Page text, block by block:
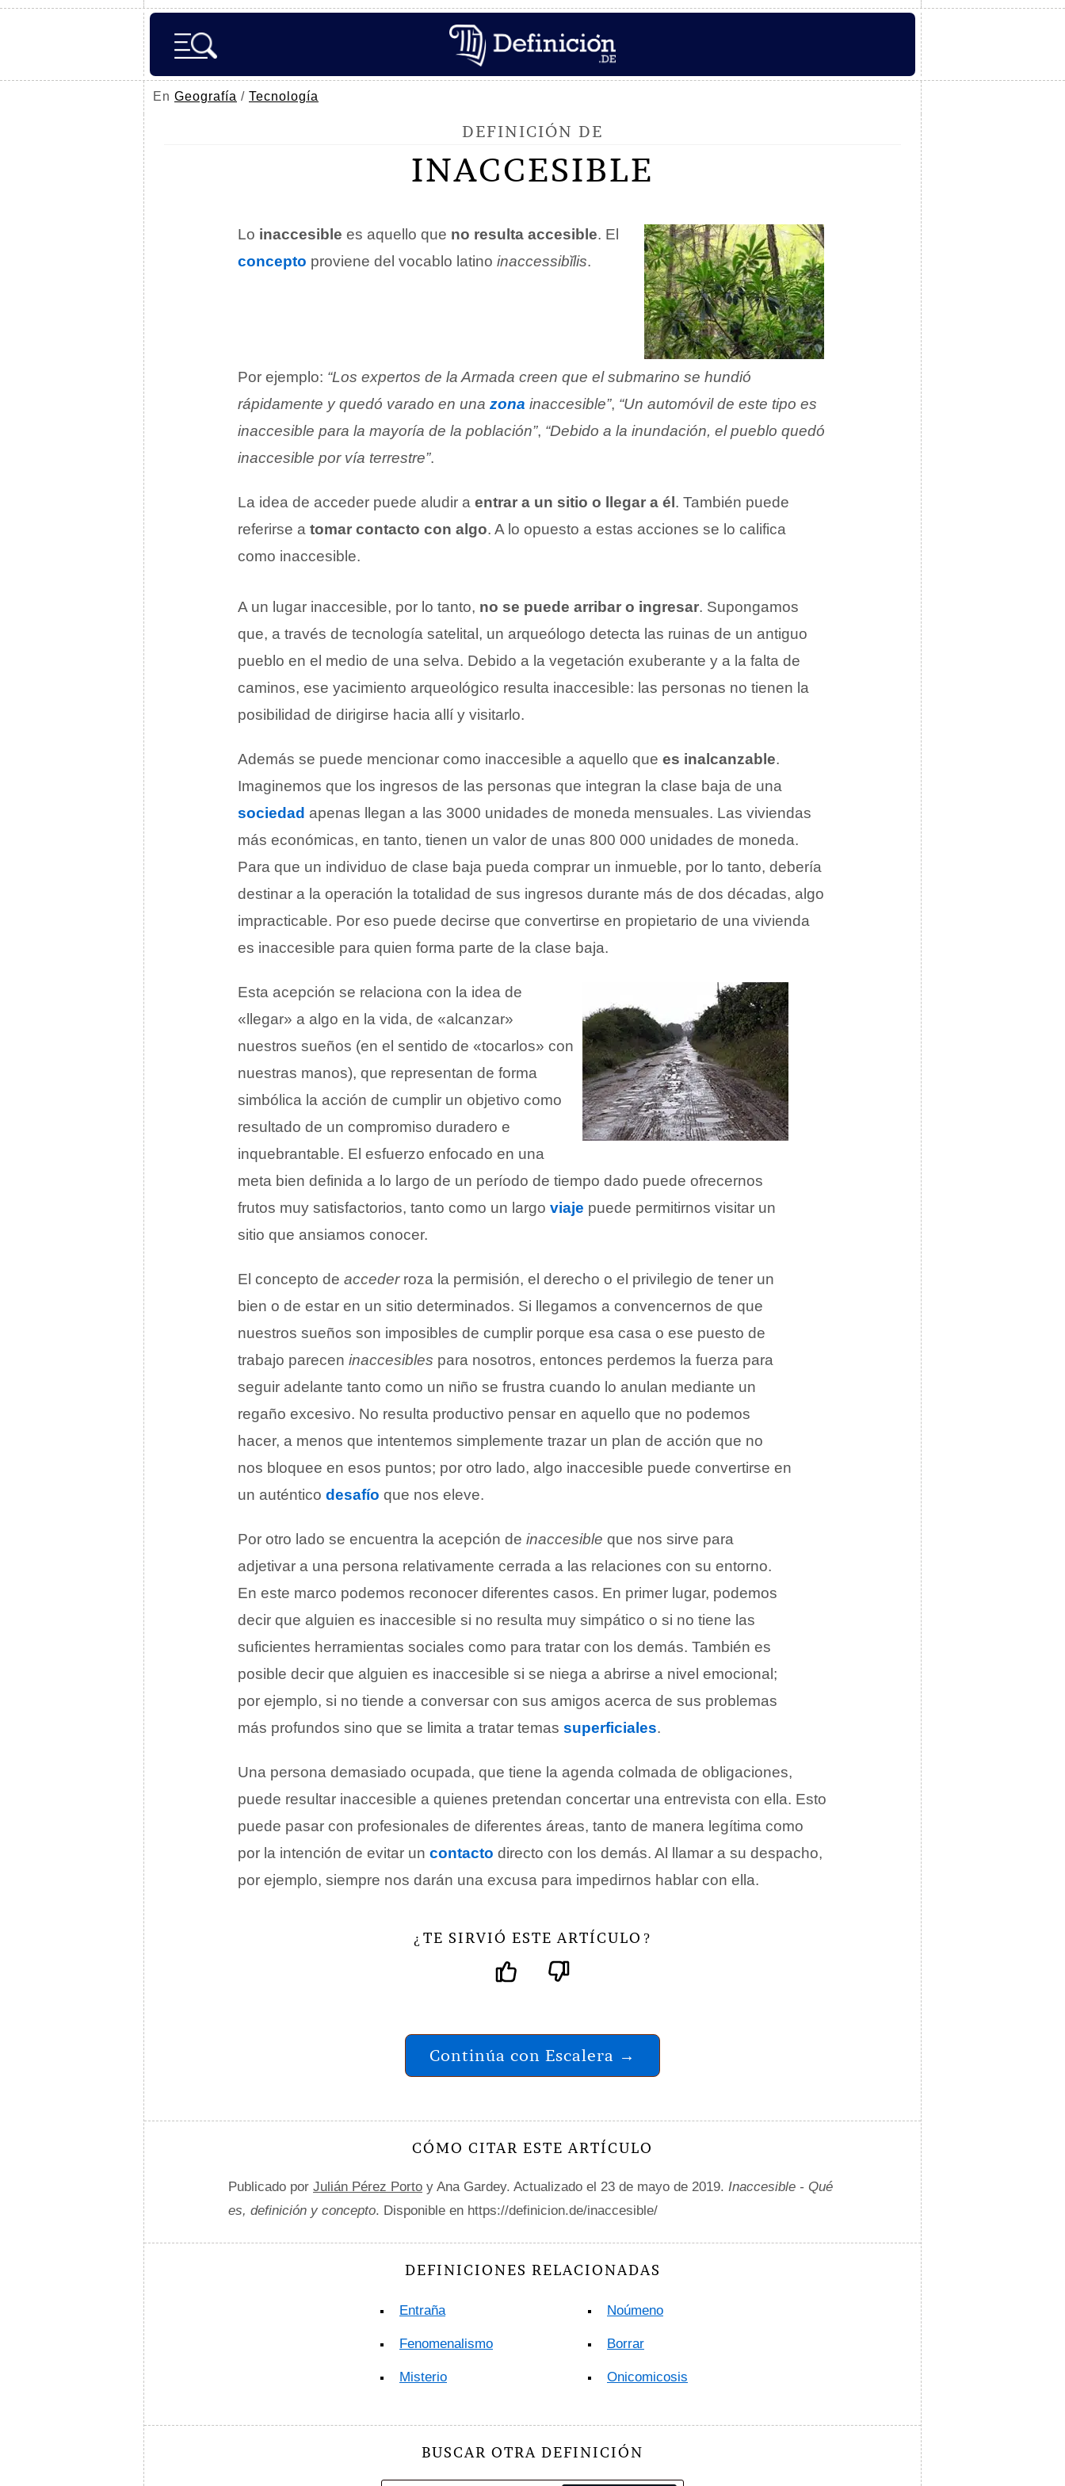
En Geografía / Tecnología
DEFINICIÓN DE
INACCESIBLE
Lo inaccesible es aquello que no resulta accesible. El
concepto proviene del vocablo latino inaccessibĭlis.
Por ejemplo: “Los expertos de la Armada creen que el submarino se hundió
rápidamente y quedó varado en una zona inaccesible”, “Un automóvil de este tipo es
inaccesible para la mayoría de la población”, “Debido a la inundación, el pueblo quedó
inaccesible por vía terrestre”.
La idea de acceder puede aludir a entrar a un sitio o llegar a él . También puede
referirse a tomar contacto con algo. A lo opuesto a estas acciones se lo califica
como inaccesible.
A un lugar inaccesible, por lo tanto, no se puede arribar o ingresar. Supongamos
que, a través de tecnología satelital, un arqueólogo detecta las ruinas de un antiguo
pueblo en el medio de una selva. Debido a la vegetación exuberante y a la falta de
caminos, ese yacimiento arqueológico resulta inaccesible: las personas no tienen la
posibilidad de dirigirse hacia allí y visitarlo.
Además se puede mencionar como inaccesible a aquello que es inalcanzable.
Imaginemos que los ingresos de las personas que integran la clase baja de una
sociedad apenas llegan a las 3000 unidades de moneda mensuales. Las viviendas
más económicas, en tanto, tienen un valor de unas 800 000 unidades de moneda.
Para que un individuo de clase baja pueda comprar un inmueble, por lo tanto, debería
destinar a la operación la totalidad de sus ingresos durante más de dos décadas, algo
impracticable. Por eso puede decirse que convertirse en propietario de una vivienda
es inaccesible para quien forma parte de la clase baja.
Esta acepción se relaciona con la idea de
«llegar» a algo en la vida, de «alcanzar»
nuestros sueños (en el sentido de «tocarlos» con
nuestras manos), que representan de forma
simbólica la acción de cumplir un objetivo como
resultado de un compromiso duradero e
inquebrantable. El esfuerzo enfocado en una
meta bien definida a lo largo de un período de tiempo dado puede ofrecernos
frutos muy satisfactorios, tanto como un largo viaje puede permitirnos visitar un
sitio que ansiamos conocer.
El concepto de accederroza la permisión, el derecho o el privilegio de tener un
bien o de estar en un sitio determinados. Si llegamos a convencernos de que
nuestros sueños son imposibles de cumplir porque esa casa o ese puesto de
trabajo parecen inaccesibles para nosotros, entonces perdemos la fuerza para
seguir adelante tanto como un niño se frustra cuando lo anulan mediante un
regaño excesivo. No resulta productivo pensar en aquello que no podemos
hacer, a menos que intentemos simplemente trazar un plan de acción que no
nos bloquee en esos puntos; por otro lado, algo inaccesible puede convertirse en
un auténtico desafío que nos eleve.
Por otro lado se encuentra la acepción de inaccesible que nos sirve para
adjetivar a una persona relativamente cerrada a las relaciones con su entorno.
En este marco podemos reconocer diferentes casos. En primer lugar, podemos
decir que alguien es inaccesible si no resulta muy simpático o si no tiene las
suficientes herramientas sociales como para tratar con los demás. También es
posible decir que alguien es inaccesible si se niega a abrirse a nivel emocional;
por ejemplo, si no tiende a conversar con sus amigos acerca de sus problemas
más profundos sino que se limita a tratar temas superficiales.
Una persona demasiado ocupada, que tiene la agenda colmada de obligaciones,
puede resultar inaccesible a quienes pretendan concertar una entrevista con ella. Esto
puede pasar con profesionales de diferentes áreas, tanto de manera legítima como
por la intención de evitar un contacto directo con los demás. Al llamar a su despacho,
por ejemplo, siempre nos darán una excusa para impedirnos hablar con ella.
¿ TE SIRVIÓ ESTE ARTÍCULO ?
Continúa con Escalera →
CÓMO CITAR ESTE ARTÍCULO
Publicado por Julián Pérez Porto y Ana Gardey. Actualizado el 23 de mayo de 2019. Inaccesible - Qué
es, definición y concepto. Disponible en https://definicion.de/inaccesible/
DEFINICIONES RELACIONADAS
Entraña
Fenomenalismo
Misterio
Noúmeno
Borrar
Onicomicosis
BUSCAR OTRA DEFINICIÓN